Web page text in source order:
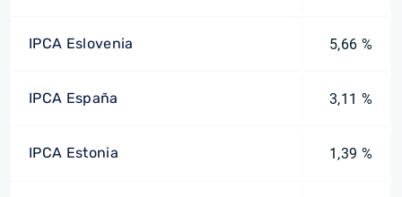
IPCA Eslovenia 5,66 %
IPCA España 3,11 %
IPCA Estonia 1,39 %